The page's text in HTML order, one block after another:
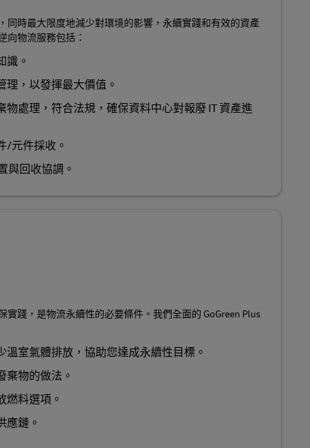
同時最大限度地減少對環境的影響，永續實踐和有效的資產
向物流服務包括：
識。
理，以發揮最大價值。
物處理，符合法規，確保資料中心對報廢 IT 資產進
/元件採收。
與回收協調。
實踐，是物流永續性的必要條件。我們全面的 GoGreen Plus
溫室氣體排放，協助您達成永續性目標。
棄物的做法。
燃料選項。
應鏈。